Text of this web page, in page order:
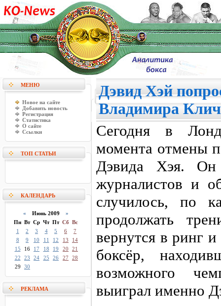
МЕНЮ
Новое на сайте
Добавить новость
Регистрация
Статистика
О сайте
Ссылки
ТОП СТАТЬИ
КАЛЕНДАРЬ
« Июнь 2009 »
Пн Вт Ср Чт Пт Сб Вс
1
2 3 4 5 6
7
8
9 10 11 12 13
14
15
16 17 18 19 20
21
22
23 24 25 26 27
28
29
30
РЕКЛАМА
Дэвид Хэй
Владимира
Сегодня в
момента отмены
Дэвида Хэя. Он
журналистов и
случилось, по
продолжать
вернутся в ринг
боксёр,
возможного
выиграл именно